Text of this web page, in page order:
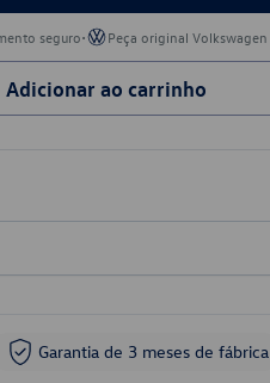
seguro• Peça original Volkswagen
Adicionar ao carrinho
Garantia de 3 meses de fábrica